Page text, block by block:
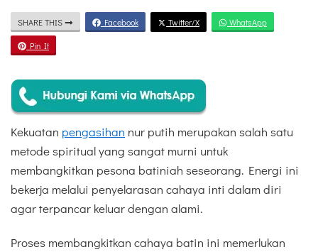
SHARE THIS Facebook Twitter/X WhatsApp
Pin It
Kekuatan pengasihan nur putih merupakan salah satu
metode spiritual yang sangat murni untuk
membangkitkan pesona batiniah seseorang. Energi ini
bekerja melalui penyelarasan cahaya inti dalam diri
agar terpancar keluar dengan alami.
Proses membangkitkan cahaya batin ini memerlukan